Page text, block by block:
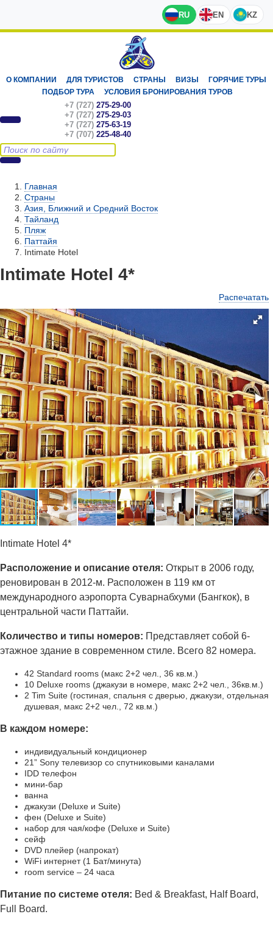
RU EN KZ
О КОМПАНИИ ДЛЯ ТУРИСТОВ СТРАНЫ ВИЗЫ
ГОРЯЧИЕ ТУРЫ
ПОДБОР ТУРА
УСЛОВИЯ БРОНИРОВАНИЯ ТУРОВ
+7 (727) 275-29-00
+7 (727) 275-29-03
+7 (727) 275-63-19
+7 (707) 225-48-40
Главная
Страны
Азия, Ближний и Средний Восток
Тайланд
Пляж
Паттайя
Intimate Hotel
Intimate Hotel 4*
Распечатать
Intimate Hotel 4*
Расположение и описание отеля: Открыт в 2006 году,
реновирован в 2012-м. Расположен в 119 км от
международного аэропорта Суварнабхуми (Бангкок), в
центральной части Паттайи.
Количество и типы номеров: Представляет собой 6-
этажное здание в современном стиле. Всего 82 номера.
42 Standard rooms (макс 2+2 чел., 36 кв.м.)
10 Deluxe rooms (джакузи в номере, макс 2+2 чел., 36кв.м.)
2 Tim Suite (гостиная, спальня с дверью, джакузи, отдельная
душевая, макс 2+2 чел., 72 кв.м.)
В каждом номере:
индивидуальный кондиционер
21” Sony телевизор со спутниковыми каналами
IDD телефон
мини-бар
ванна
джакузи (Deluxe и Suite)
фен (Deluxe и Suite)
набор для чая/кофе (Deluxe и Suite)
сейф
DVD плейер (напрокат)
WiFi интернет (1 Бат/минута)
room service – 24 часа
Питание по системе отеля: Bed & Breakfast, Half Board,
Full Board.